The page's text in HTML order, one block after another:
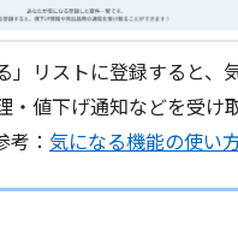
」リストに登録すると、
・値下げ通知などを受け
考： 気になる機能の使い